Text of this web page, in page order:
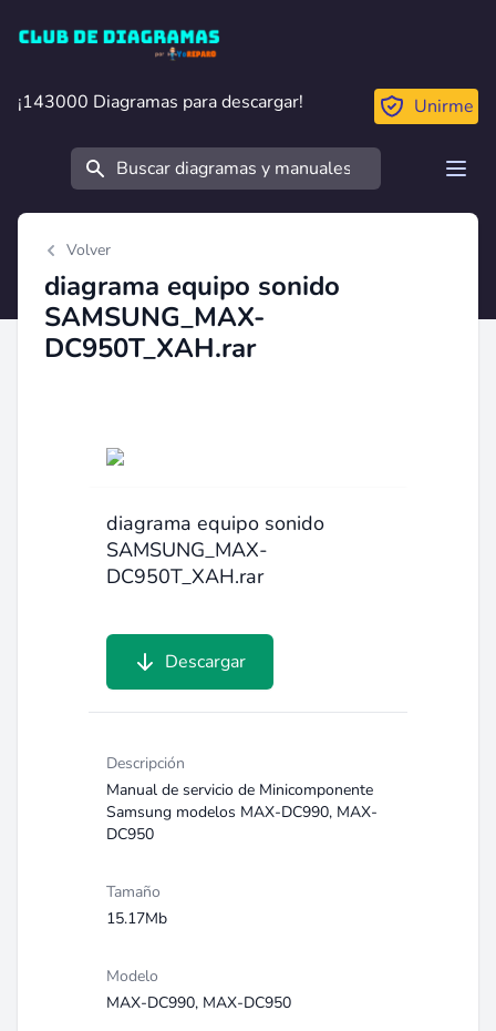
Club de Diagramas
¡143000 Diagramas para descargar!
¡143000 Diagramas para descargar! Unirme
Buscar
Volver
diagrama equipo sonido
SAMSUNG_MAX-
DC950T_XAH.rar
diagrama equipo sonido
SAMSUNG_MAX-
DC950T_XAH.rar
Descargar
Descripción
Manual de servicio de Minicomponente
Samsung modelos MAX-DC990, MAX-
DC950
Tamaño
15.17Mb
Modelo
MAX-DC990, MAX-DC950